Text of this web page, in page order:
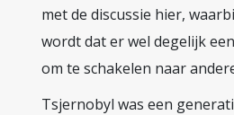
met de discussie hier,
wordt dat er wel degelijk
om te schakelen naar
Tsjernobyl was een